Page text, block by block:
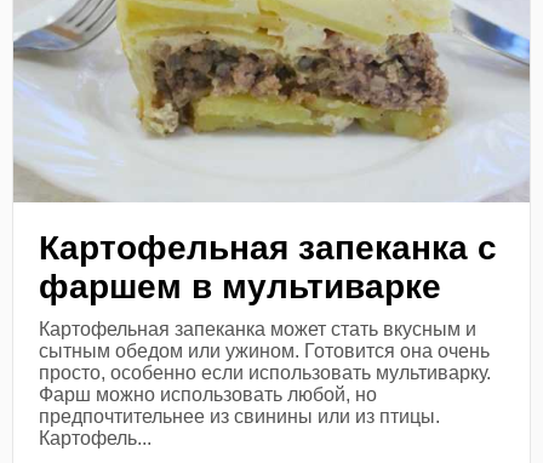
Картофельная запеканка с
фаршем в мультиварке
Картофельная запеканка может стать вкусным и
сытным обедом или ужином. Готовится она очень
просто, особенно если использовать мультиварку.
Фарш можно использовать любой, но
предпочтительнее из свинины или из птицы.
Картофель...